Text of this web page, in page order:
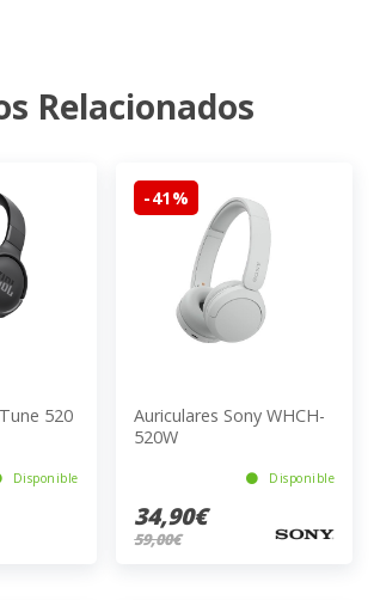
Relacionados
520
Disponible
-41%
Auriculares Sony WHCH-
520W
Disponible
34,90€
59,00€